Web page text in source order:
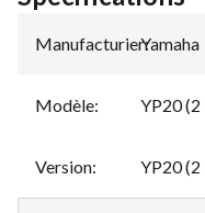
Manufacturier:
Yamaha
Modèle: YP20 (2
Version: YP20 (2